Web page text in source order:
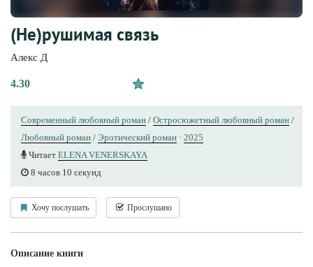
(Не)рушимая связь
Алекс Д
4.30
Современный любовный роман / Остросюжетный любовный роман /
Любовный роман / Эротический роман · 2025
Читает ELENA VENERSKAYA
8 часов 10 секунд
Хочу послушать Прослушано
Описание книги